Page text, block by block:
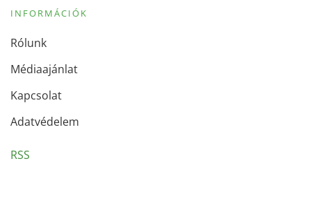
INFORMÁCIÓK
Rólunk
Médiaajánlat
Kapcsolat
Adatvédelem
RSS